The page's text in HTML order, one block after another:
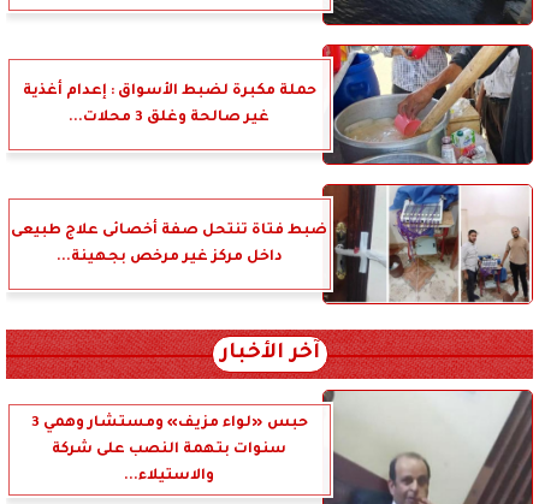
حملة مكبرة لضبط الأسواق : إعدام أغذية
غير صالحة وغلق 3 محلات...
ضبط فتاة تنتحل صفة أخصائى علاج طبيعى
داخل مركز غير مرخص بجهينة...
آخر الأخبار
حبس «لواء مزيف» ومستشار وهمي 3
سنوات بتهمة النصب على شركة
والاستيلاء...